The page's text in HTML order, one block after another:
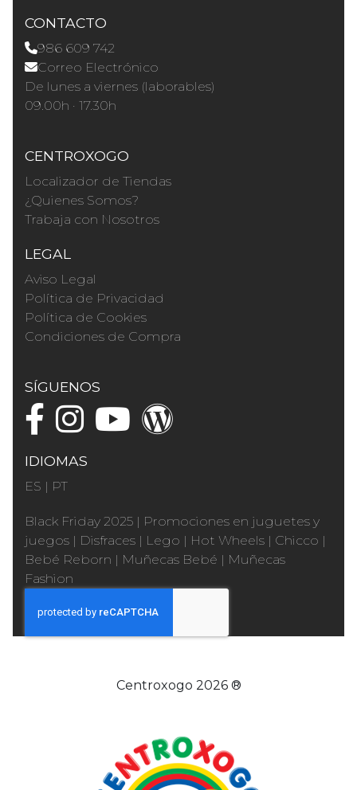
CONTACTO
986 609 742
Correo Electrónico
De lunes a viernes (laborables)
09.00h · 17.30h
CENTROXOGO
Localizador de Tiendas
¿Quienes Somos?
Trabaja con Nosotros
LEGAL
Aviso Legal
Política de Privacidad
Política de Cookies
Condiciones de Compra
SÍGUENOS
IDIOMAS
ES | PT
Black Friday 2025 | Promociones en juguetes y
juegos | Disfraces | Lego | Hot Wheels | Chicco |
Bebé Reborn | Muñecas Bebé | Muñecas
Fashion
Centroxogo 2026 ®